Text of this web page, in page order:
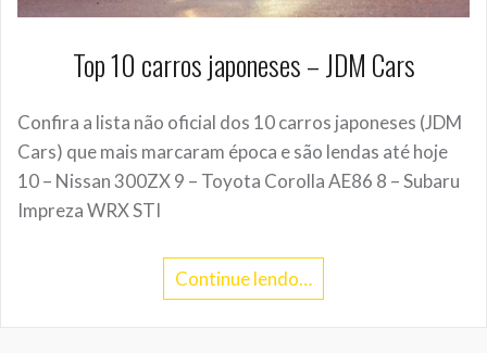
Top 10 carros japoneses – JDM Cars
Confira a lista não oficial dos 10 carros japoneses (JDM
Cars) que mais marcaram época e são lendas até hoje
10 – Nissan 300ZX 9 – Toyota Corolla AE86 8 – Subaru
Impreza WRX STI
Continue lendo…